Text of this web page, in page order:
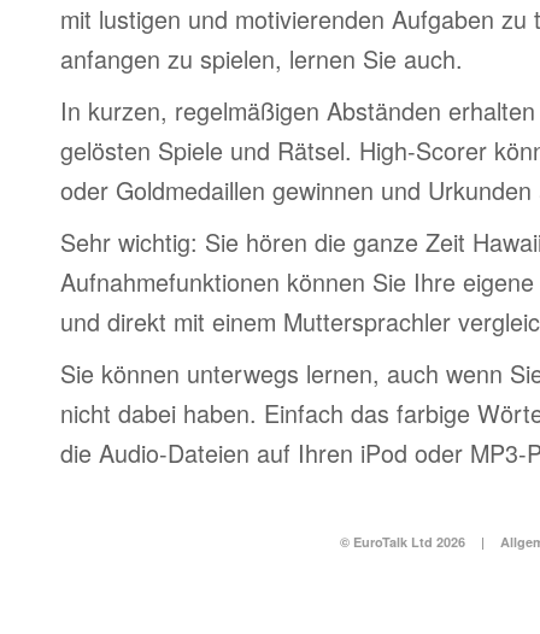
mit lustigen und motivierenden Aufgaben zu
anfangen zu spielen, lernen Sie auch.
In kurzen, regelmäßigen Abständen
gelösten Spiele und Rätsel. High-Scorer
oder Goldmedaillen gewinnen und
Sehr wichtig: Sie hören die ganze Zeit
Aufnahmefunktionen können Sie Ihre
und direkt mit einem Muttersprachler
Sie können unterwegs lernen, auch wenn
nicht dabei haben. Einfach das farbige
die Audio-Dateien auf Ihren iPod oder MP3-
© EuroTalk Ltd 2026 |